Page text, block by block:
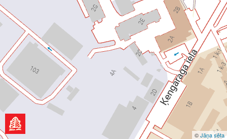
©Jāņa sēta